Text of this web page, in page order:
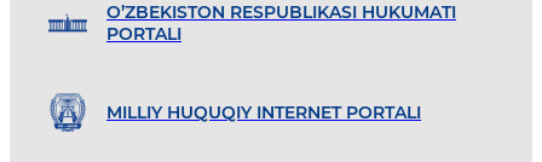
O’ZBEKISTON RESPUBLIKASI HUKUMATI
PORTALI
MILLIY HUQUQIY INTERNET PORTALI